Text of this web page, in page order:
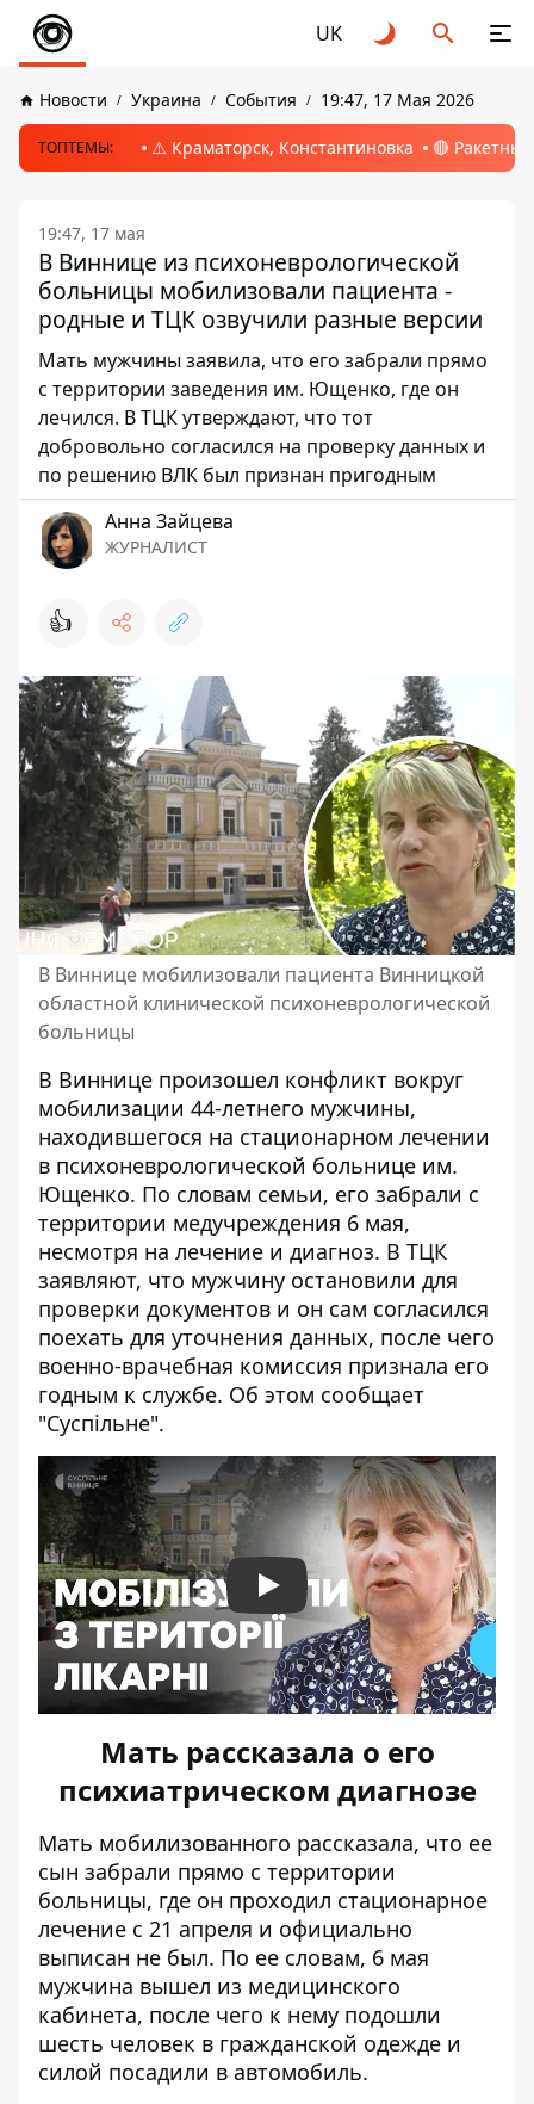
UK
Новости Украина События 19:47, 17 Мая 2026
ТОПТЕМЫ: ⚠️ Краматорск, Константиновка 🔴
19:47, 17 мая
В Виннице из психоневрологической
больницы мобилизовали пациента -
родные и ТЦК озвучили разные версии
Мать мужчины заявила, что его забрали прямо
с территории заведения им. Ющенко, где он
лечился. В ТЦК утверждают, что тот
добровольно согласился на проверку данных и
по решению ВЛК был признан пригодным
Анна Зайцева
ЖУРНАЛИСТ
👍
В Виннице мобилизовали пациента Винницкой
областной клинической психоневрологической
больницы
В Виннице произошел конфликт вокруг
мобилизации 44-летнего мужчины,
находившегося на стационарном лечении
в психоневрологической больнице им.
Ющенко. По словам семьи, его забрали с
территории медучреждения 6 мая,
несмотря на лечение и диагноз. В ТЦК
заявляют, что мужчину остановили для
проверки документов и он сам согласился
поехать для уточнения данных, после чего
военно-врачебная комиссия признала его
годным к службе. Об этом сообщает
"Суспільне".
Play
Мать рассказала о его
психиатрическом диагнозе
Мать мобилизованного рассказала, что ее
сын забрали прямо с территории
больницы, где он проходил стационарное
лечение с 21 апреля и официально
выписан не был. По ее словам, 6 мая
мужчина вышел из медицинского
кабинета, после чего к нему подошли
шесть человек в гражданской одежде и
силой посадили в автомобиль.